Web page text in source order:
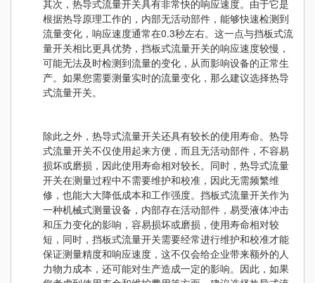
其次，热导式流量开关具有非常快的响应速度。由于它是
根据热导原理工作的，内部无活动部件，能够快速检测到
流量变化，响应速度通常在0.3秒左右。这一点与挡板式流
量开关相比更具优势，挡板式流量开关的响应速度较慢，
可能无法及时检测到流量的变化，从而影响设备的正常生
产。如果您需要测量实时的流量变化，那么建议选择热导
式流量开关。
除此之外，热导式流量开关还具有较长的使用寿命。热导
式流量开关不仅使用起来方便，而且无活动部件，不容易
损坏或磨损，因此使用寿命相对较长。同时，热导式流量
开关在测量过程中不需要维护和校准，因此无需频繁维
修，也能大大降低成本和工作强度。挡板式流量开关作为
一种机械式测量设备，内部存在活动部件，易受液体冲击
和压力变化的影响，容易损坏或磨损，使用寿命相对较
短，同时，挡板式流量开关需要经常进行维护和校准才能
保证测量精度和响应速度，这不仅会给企业带来额外的人
力物力成本，还可能对生产造成一定的影响。因此，如果